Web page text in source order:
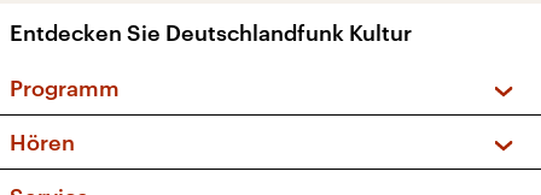
Entdecken Sie Deutschlandfunk Kultur
Programm
Sendungen und Podcasts
Hören